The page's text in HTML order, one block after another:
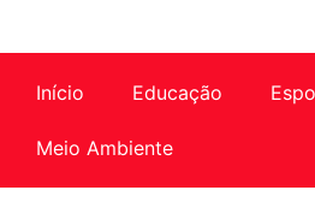
Início Educação
Meio Ambiente